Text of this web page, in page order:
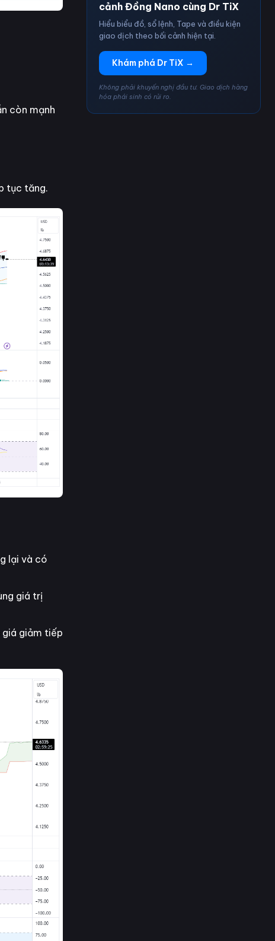
còn mạnh
tục tăng.
lại và có
giá trị
giá giảm tiếp
cảnh Đồng Nano cùng Dr TiX
Hiểu biểu đồ, sổ lệnh, Tape và điều kiện
giao dịch theo bối cảnh hiện tại.
Khám phá Dr TiX →
Không phải khuyến nghị đầu tư. Giao dịch hàng
hóa phái sinh có rủi ro.